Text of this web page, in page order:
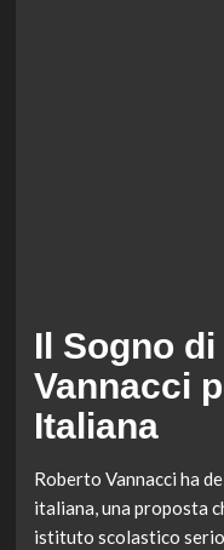
Il Sogno
Vannacci
Italiana
Roberto Vannacci ha
italiana, una proposta
istituto scolastico